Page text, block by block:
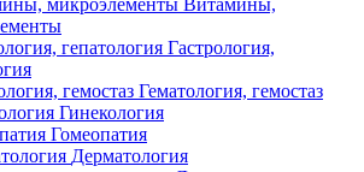
Витамины,
Гастрология,
Гематология, гемостаз
Гинекология
Гомеопатия
Дерматология